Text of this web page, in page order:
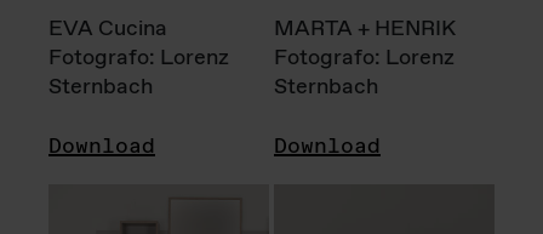
EVA Cucina
Fotografo: Lorenz
Sternbach
Download
MARTA + HENRIK
Fotografo: Lorenz
Sternbach
Download